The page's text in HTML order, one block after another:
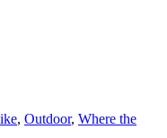
, Outdoor, Where the